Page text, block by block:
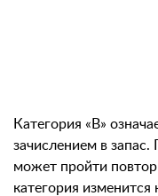
Категория «В»
зачислением в
может пройти
категория